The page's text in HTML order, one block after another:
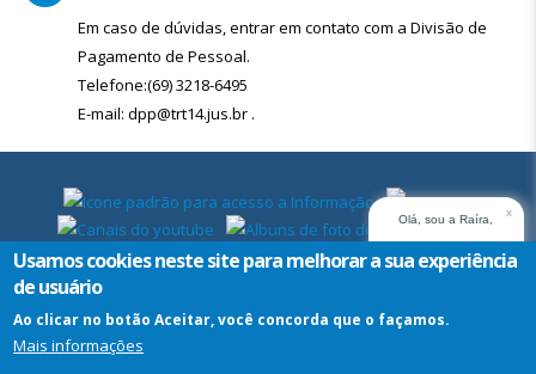
Em caso de dúvidas, entrar em contato com a Divisão de
Pagamento de Pessoal.
Telefone:(69) 3218-6495
E-mail: dpp@trt14.jus.br .
Olá, sou a Raíra,
assistente virtual do
TRT14. Em que posso
x
Usamos cookies neste site para melhorar a sua experiência
de usuário
Ao clicar no botão Aceitar, você concorda que o façamos.
Mais informações